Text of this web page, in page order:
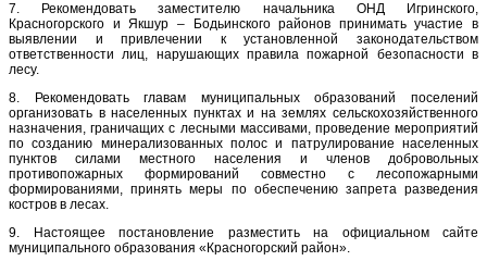
7. Рекомендовать заместителю начальника ОНД Игринского,
Красногорского и Якшур – Бодьинского районов принимать участие в
выявлении и привлечении к установленной законодательством
ответственности лиц, нарушающих правила пожарной безопасности в
лесу.
8. Рекомендовать главам муниципальных образований поселений
организовать в населенных пунктах и на землях сельскохозяйственного
назначения, граничащих с лесными массивами, проведение мероприятий
по созданию минерализованных полос и патрулирование населенных
пунктов силами местного населения и членов добровольных
противопожарных формирований совместно с лесопожарными
формированиями, принять меры по обеспечению запрета разведения
костров в лесах.
9. Настоящее постановление разместить на официальном сайте
муниципального образования «Красногорский район».